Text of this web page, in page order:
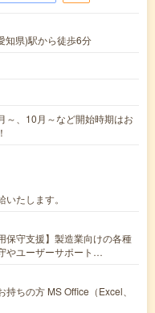
知県)駅から徒歩6分
～、10月～など開始時期はお
たします。
保守支援】製造業向けの各種
やユーザーサポート…
ちの方 MS Office（Excel、